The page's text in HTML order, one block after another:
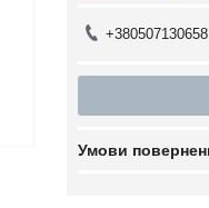
+380507130658